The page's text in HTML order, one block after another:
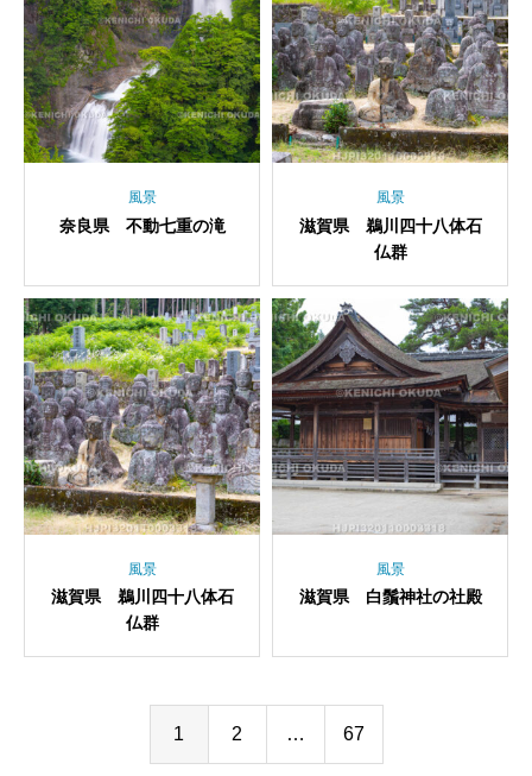
風景
奈良県 不動七重の滝
風景
滋賀県 鵜川四十八体石
仏群
風景
滋賀県 鵜川四十八体石
仏群
風景
滋賀県 白鬚神社の社殿
1 2 … 67